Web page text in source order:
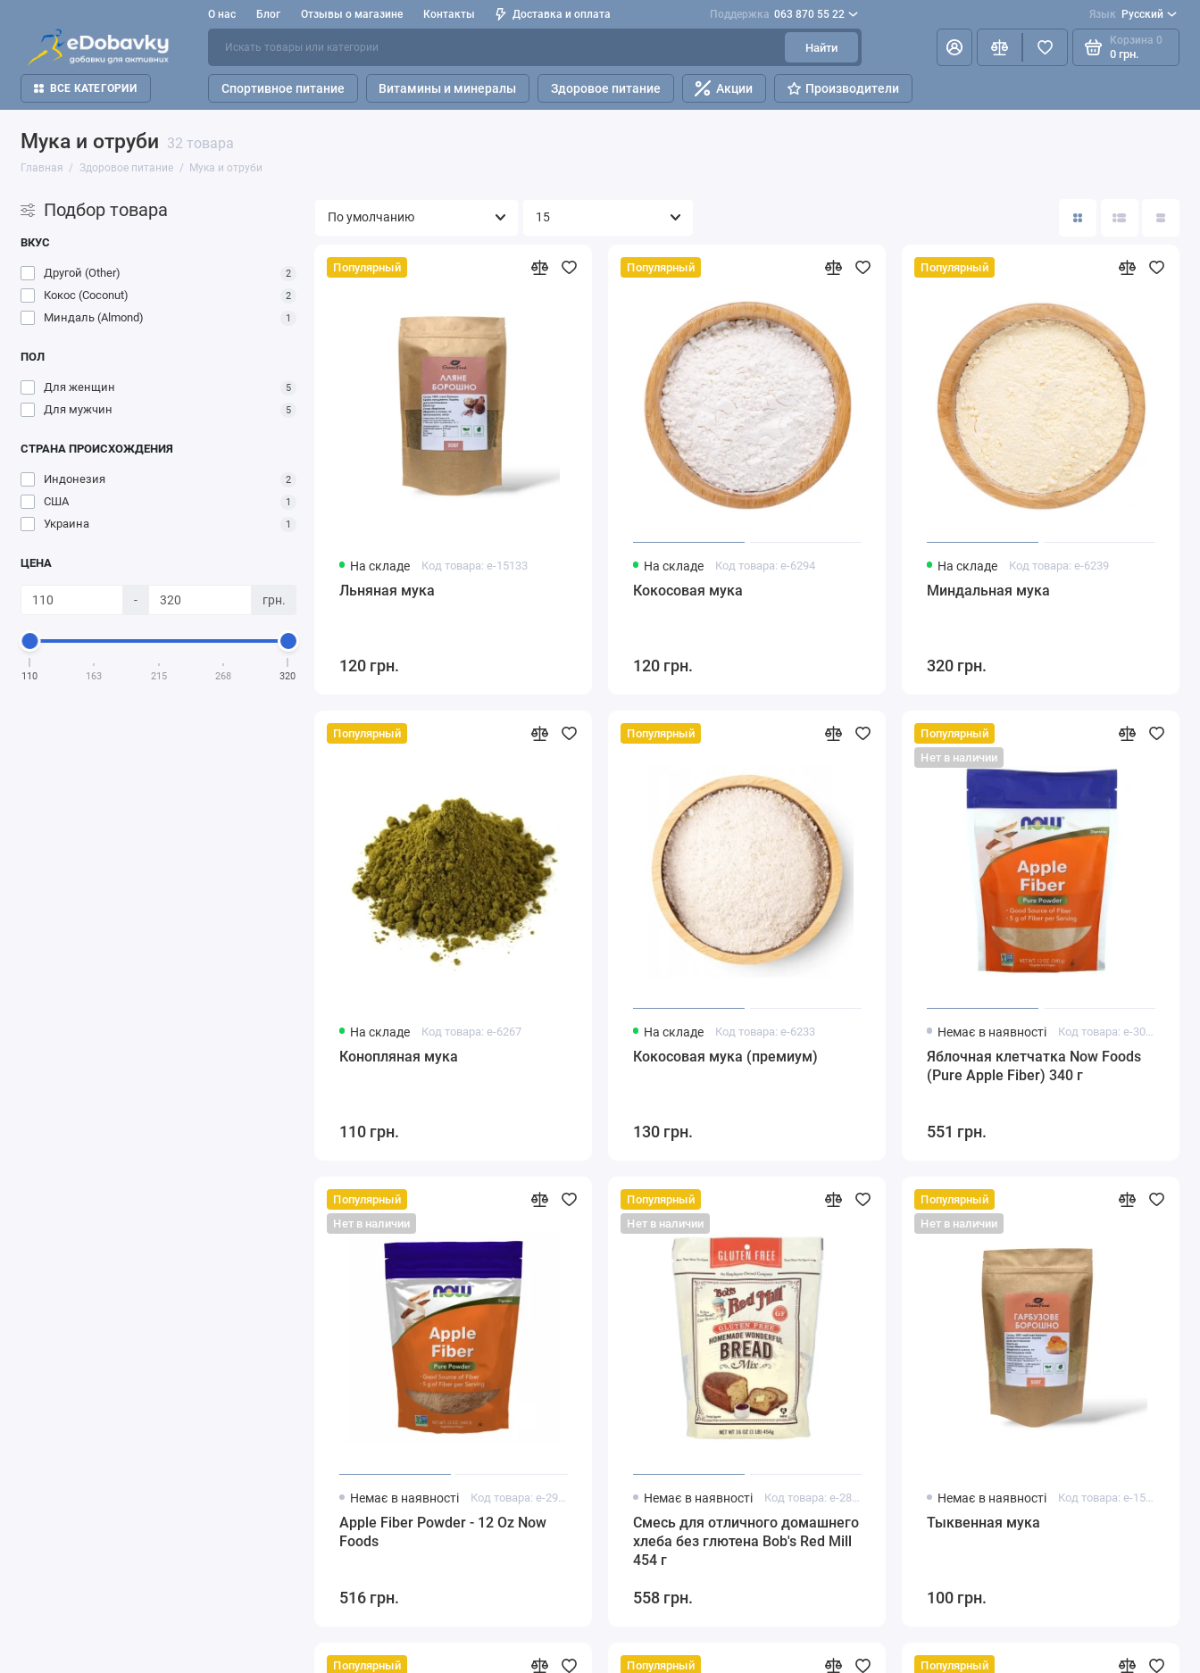
О нас Блог Отзывы о магазине Контакты Доставка и оплата Поддержка 063 870 55 22 Язык Русский
Найти
Корзина 0
0 грн.
ВСЕ КАТЕГОРИИ Спортивное питание Витамины и минералы Здоровое питание Акции Производители
Мука и отруби 32 товара
Главная Здоровое питание Мука и отруби
Подбор товара
ВКУС
Другой (Other) 2
Кокос (Coconut) 2
Миндаль (Almond) 1
ПОЛ
Для женщин 5
Для мужчин 5
СТРАНА ПРОИСХОЖДЕНИЯ
Индонезия 2
США 1
Украина 1
ЦЕНА
- грн.
110 163 215 268 320
Популярный
На складе Код товара: e-15133
Льняная мука
120 грн.
Популярный
На складе Код товара: e-6294
Кокосовая мука
120 грн.
Популярный
На складе Код товара: e-6239
Миндальная мука
320 грн.
Популярный
На складе Код товара: e-6267
Конопляная мука
110 грн.
Популярный
На складе Код товара: e-6233
Кокосовая мука (премиум)
130 грн.
Популярный
Нет в наличии
Немає в наявності Код товара: e-30129
Яблочная клетчатка Now Foods
(Pure Apple Fiber) 340 г
551 грн.
Популярный
Нет в наличии
Немає в наявності Код товара: e-29532
Apple Fiber Powder - 12 Oz Now
Foods
516 грн.
Популярный
Нет в наличии
Немає в наявності Код товара: e-28833
Смесь для отличного домашнего
хлеба без глютена Bob's Red Mill
454 г
558 грн.
Популярный
Нет в наличии
Немає в наявності Код товара: e-15106
Тыквенная мука
100 грн.
Популярный
Популярный
Популярный